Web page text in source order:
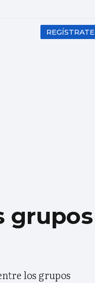
REGÍSTRATE
grupos
los grupos